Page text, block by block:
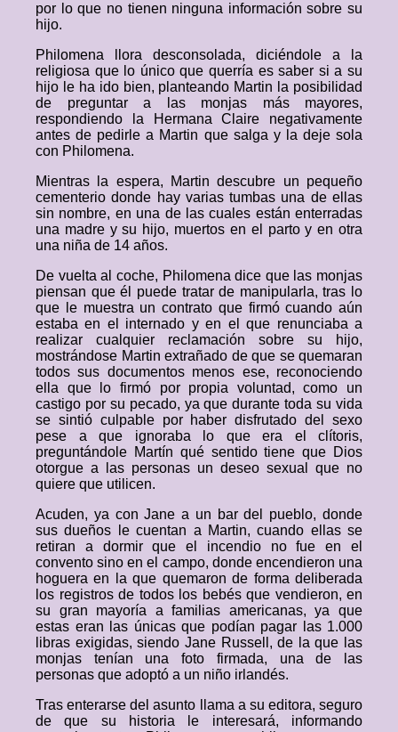
por lo que no tienen ninguna información sobre su
hijo.
Philomena llora desconsolada, diciéndole a la
religiosa que lo único que querría es saber si a su
hijo le ha ido bien, planteando Martin la posibilidad
de preguntar a las monjas más mayores,
respondiendo la Hermana Claire negativamente
antes de pedirle a Martin que salga y la deje sola
con Philomena.
Mientras la espera, Martin descubre un pequeño
cementerio donde hay varias tumbas una de ellas
sin nombre, en una de las cuales están enterradas
una madre y su hijo, muertos en el parto y en otra
una niña de 14 años.
De vuelta al coche, Philomena dice que las monjas
piensan que él puede tratar de manipularla, tras lo
que le muestra un contrato que firmó cuando aún
estaba en el internado y en el que renunciaba a
realizar cualquier reclamación sobre su hijo,
mostrándose Martin extrañado de que se quemaran
todos sus documentos menos ese, reconociendo
ella que lo firmó por propia voluntad, como un
castigo por su pecado, ya que durante toda su vida
se sintió culpable por haber disfrutado del sexo
pese a que ignoraba lo que era el clítoris,
preguntándole Martín qué sentido tiene que Dios
otorgue a las personas un deseo sexual que no
quiere que utilicen.
Acuden, ya con Jane a un bar del pueblo, donde
sus dueños le cuentan a Martin, cuando ellas se
retiran a dormir que el incendio no fue en el
convento sino en el campo, donde encendieron una
hoguera en la que quemaron de forma deliberada
los registros de todos los bebés que vendieron, en
su gran mayoría a familias americanas, ya que
estas eran las únicas que podían pagar las 1.000
libras exigidas, siendo Jane Russell, de la que las
monjas tenían una foto firmada, una de las
personas que adoptó a un niño irlandés.
Tras enterarse del asunto llama a su editora, seguro
de que su historia le interesará, informando